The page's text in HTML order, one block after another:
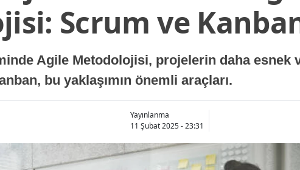
Antalya
Artvin
Aydın
Balıkesir
Scrum ve
Agile Metodolojisi, projelerin daha esnek
bu yaklaşımın önemli araçları.
Yayınlanma
11 Şubat 2025 - 23:31